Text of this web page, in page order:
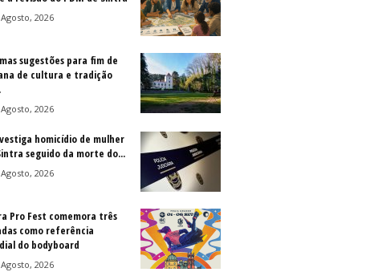
2026
sugestões para fim de
de cultura e tradição
2026
homicídio de mulher
seguido da morte do...
2026
Pro Fest comemora três
como referência
do bodyboard
2026